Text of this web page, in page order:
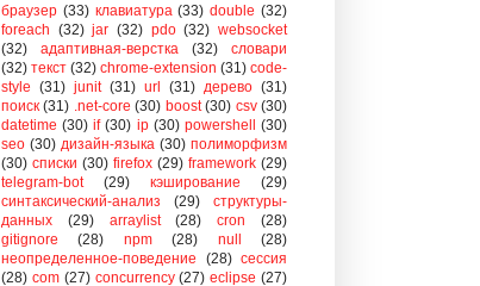
браузер (33) клавиатура (33) double (32)
foreach (32) jar (32) pdo (32) websocket
(32)
адаптивная-верстка (32)
словари
(32) текст (32) chrome-extension (31) code-
style (31) junit (31) url (31) дерево (31)
поиск (31) .net-core (30) boost (30) csv (30)
datetime (30) if (30) ip (30) powershell (30)
seo (30) дизайн-языка (30) полиморфизм
(30) списки (30) firefox (29) framework (29)
telegram-bot
(29) кэширование
(29)
синтаксический-анализ
(29)
структуры-
данных
(29) arraylist (28) cron
(28)
gitignore
(28) npm (28) null
(28)
неопределенное-поведение
(28) сессия
(28) com (27) concurrency (27) eclipse (27)